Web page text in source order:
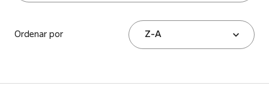
Ordenar por Z-A